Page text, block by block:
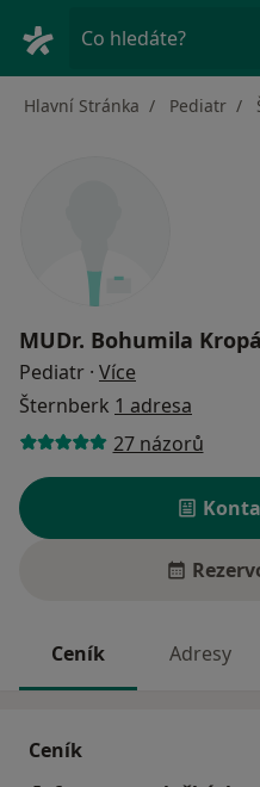
Co hledáte?
Hlavní Stránka Pediatr
MUDr. Bohumila
Pediatr · Více
Šternberk 1 adresa
27 názorů
Ceník Adresy
Ceník